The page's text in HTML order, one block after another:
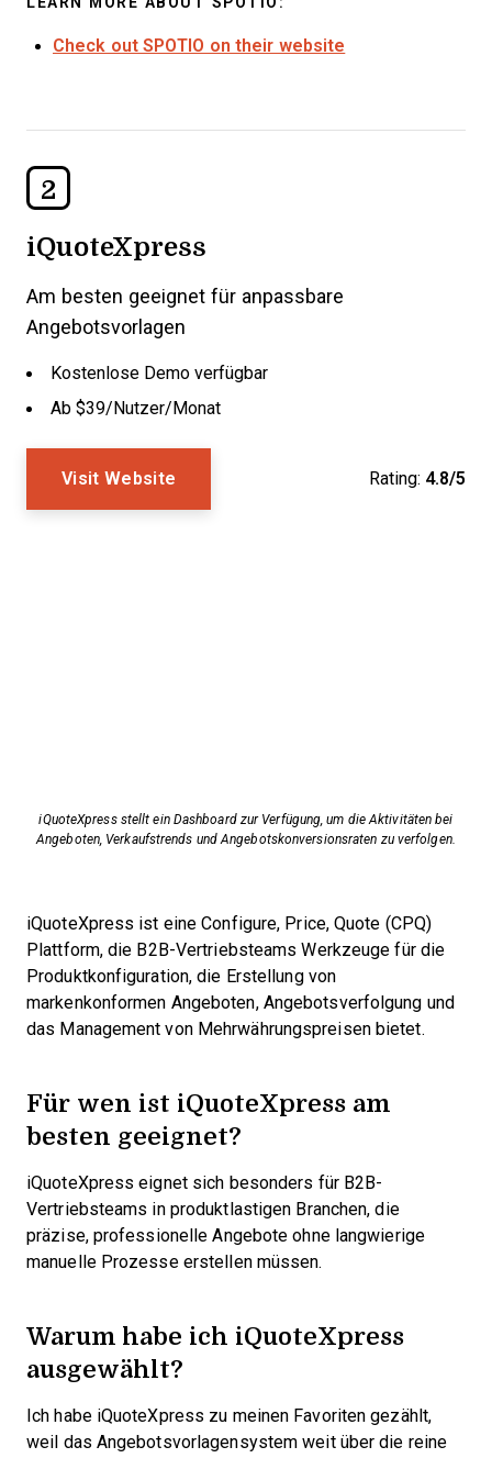
Check out SPOTIO on their website
2
iQuoteXpress
Am besten geeignet für anpassbare
Angebotsvorlagen
Kostenlose Demo verfügbar
Ab $39/Nutzer/Monat
Visit Website Rating: 4.8/5
iQuoteXpress stellt ein Dashboard zur Verfügung, um die Aktivitäten bei
Angeboten, Verkaufstrends und Angebotskonversionsraten zu verfolgen.
iQuoteXpress ist eine Configure, Price, Quote (CPQ)
Plattform, die B2B-Vertriebsteams Werkzeuge für die
Produktkonfiguration, die Erstellung von
markenkonformen Angeboten, Angebotsverfolgung und
das Management von Mehrwährungspreisen bietet.
Für wen ist iQuoteXpress am
besten geeignet?
iQuoteXpress eignet sich besonders für B2B-
Vertriebsteams in produktlastigen Branchen, die
präzise, professionelle Angebote ohne langwierige
manuelle Prozesse erstellen müssen.
Warum habe ich iQuoteXpress
ausgewählt?
Ich habe iQuoteXpress zu meinen Favoriten gezählt,
weil das Angebotsvorlagensystem weit über die reine